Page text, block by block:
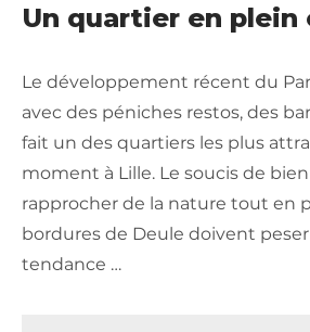
Un quartier en plein
Le développement récent du
avec des péniches restos, des
fait un des quartiers les plus
moment à Lille. Le soucis de
rapprocher de la nature tout en
bordures de Deule doivent
tendance …